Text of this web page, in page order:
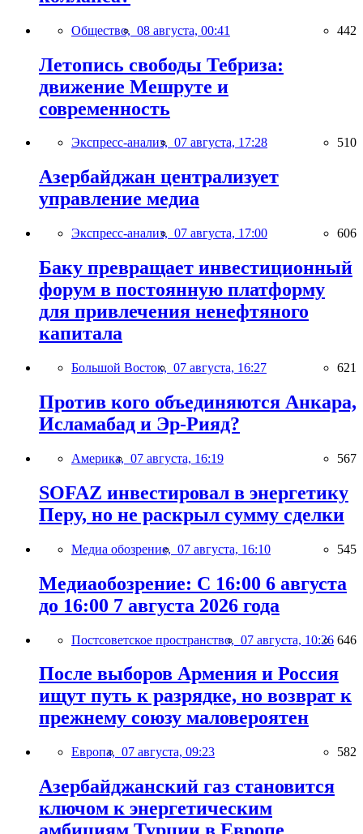
Общество, 08 августа, 00:41 442
Летопись свободы Тебриза:
движение Мешруте и
современность
Экспресс-анализ, 07 августа, 17:28 510
Азербайджан централизует
управление медиа
Экспресс-анализ, 07 августа, 17:00 606
Баку превращает инвестиционный
форум в постоянную платформу
для привлечения ненефтяного
капитала
Большой Восток, 07 августа, 16:27 621
Против кого объединяются Анкара,
Исламабад и Эр-Рияд?
Америка, 07 августа, 16:19 567
SOFAZ инвестировал в энергетику
Перу, но не раскрыл сумму сделки
Медиа обозрение, 07 августа, 16:10 545
Медиаобозрение: С 16:00 6 августа
до 16:00 7 августа 2026 года
Постсоветское пространство, 07 августа, 10:26 646
После выборов Армения и Россия
ищут путь к разрядке, но возврат к
прежнему союзу маловероятен
Европа, 07 августа, 09:23 582
Азербайджанский газ становится
ключом к энергетическим